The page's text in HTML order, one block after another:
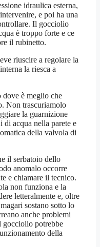
idraulica esterna,
e poi ha una
Il gocciolio
è troppo forte e ce
il rubinetto.
riuscire a regolare la
la riesca a
dove è meglio che
Non trascuriamolo
la guarnizione
di acqua nella parete e
della valvola di
il serbatoio dello
anomalo occorre
e chiamare il tecnico.
non funziona e la
letteralmente e, oltre
sostano sotto lo
anche problemi
gocciolio potrebbe
della